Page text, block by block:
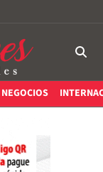
NEGOCIOS